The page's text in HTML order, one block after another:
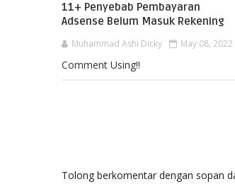
11+ Penyebab Pembayaran
Adsense Belum Masuk Rekening
Muhammad Ashi Dicky May 08, 2022
Comment Using!!
Tolong berkomentar dengan sopan